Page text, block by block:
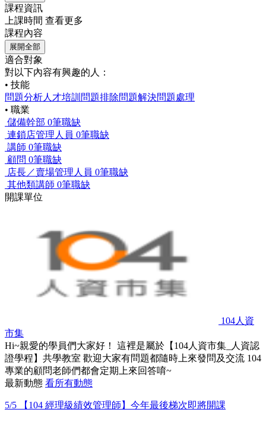
課程資訊
上課時間 查看更多
課程內容
展開全部
適合對象
對以下內容有興趣的人：
• 技能
問題分析人才培訓 問題排除問題解決問題處理
• 職業
儲備幹部 0筆職缺
連鎖店管理人員 0筆職缺
講師 0筆職缺
顧問 0筆職缺
店長／賣場管理人員 0筆職缺
其他類講師 0筆職缺
開課單位
104人資
市集
Hi~親愛的學員們大家好！ 這裡是屬於【104人資市集_人資認
證學程】共學教室 歡迎大家有問題都隨時上來發問及交流 104
專業的顧問老師們都會定期上來回答唷~
最新動態 看所有動態
5/5 【104 經理級績效管理師】今年最後梯次即將開課